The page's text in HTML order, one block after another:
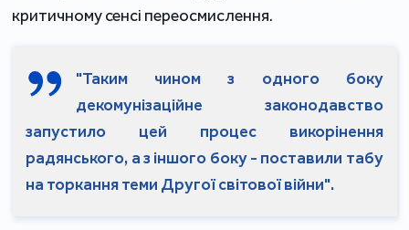
критичному сенсі переосмислення.
"Таким чином з одного боку
декомунізаційне законодавство
запустило цей процес викорінення
радянського, а з іншого боку - поставили табу
на торкання теми Другої світової війни".